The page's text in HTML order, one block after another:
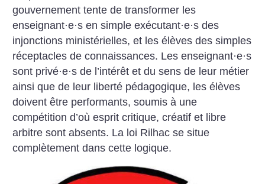
gouvernement tente de transformer les
enseignant·e·s en simple exécutant·e·s des
injonctions ministérielles, et les élèves des simples
réceptacles de connaissances. Les enseignant·e·s
sont privé·e·s de l’intérêt et du sens de leur métier
ainsi que de leur liberté pédagogique, les élèves
doivent être performants, soumis à une
compétition d’où esprit critique, créatif et libre
arbitre sont absents. La loi Rilhac se situe
complètement dans cette logique.